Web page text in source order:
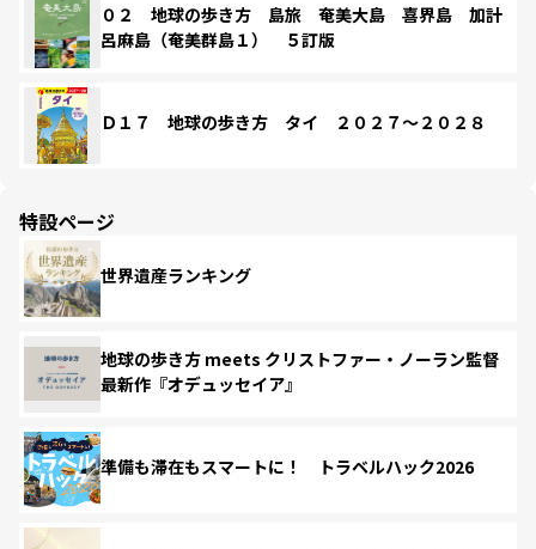
０２ 地球の歩き方 島旅 奄美大島 喜界島 加計
呂麻島（奄美群島１） ５訂版
Ｄ１７ 地球の歩き方 タイ ２０２７～２０２８
特設ページ
世界遺産ランキング
地球の歩き方 meets クリストファー・ノーラン監督
最新作『オデュッセイア』
準備も滞在もスマートに！ トラベルハック2026